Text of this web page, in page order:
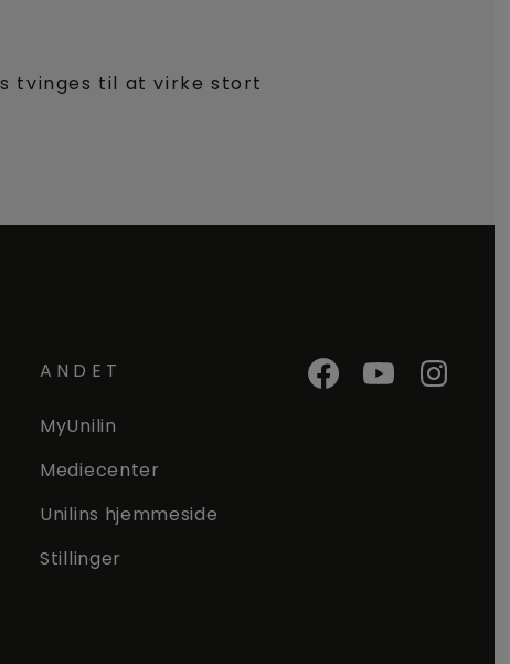
tvinges til at virke stort
ANDET
MyUnilin
Mediecenter
Unilins hjemmeside
Stillinger